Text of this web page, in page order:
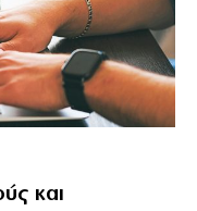
και